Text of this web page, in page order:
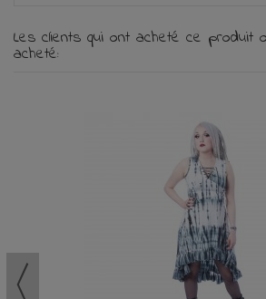
Les clients qui ont acheté ce produit
acheté: